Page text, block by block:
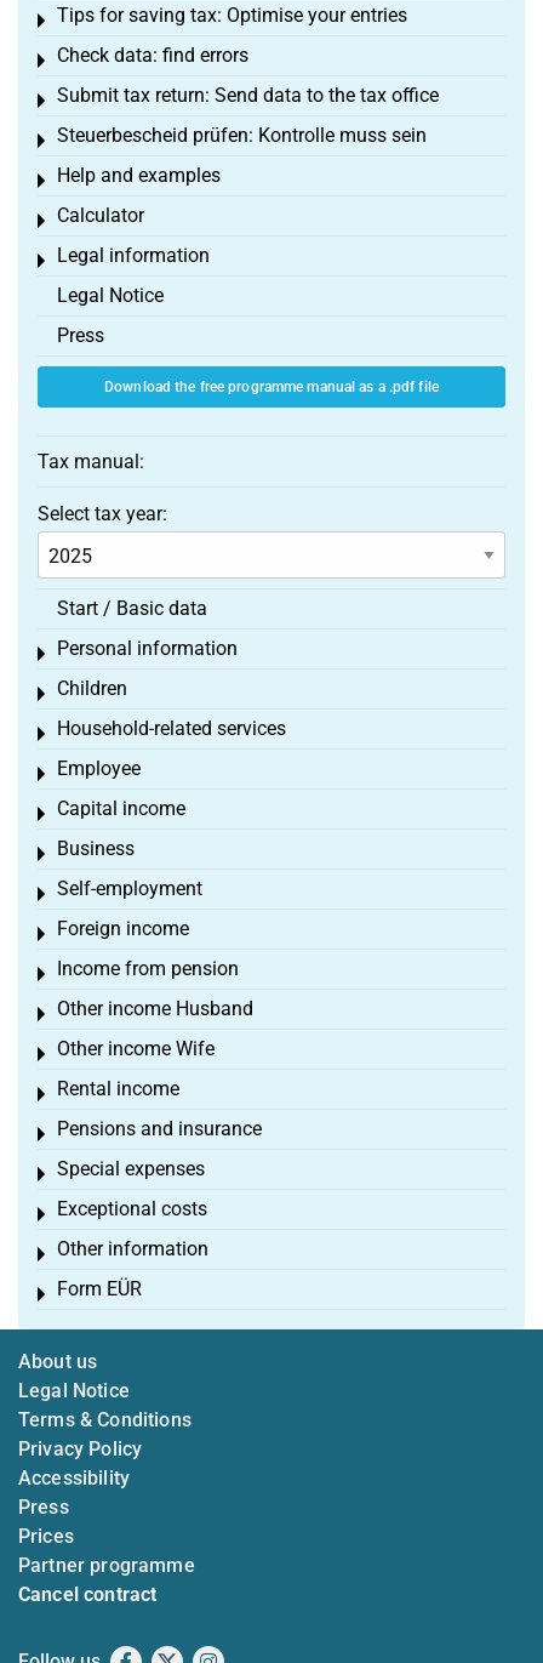
Tips for saving tax: Optimise your entries
Toggle menu
Check data: find errors
Toggle menu
Submit tax return: Send data to the tax office
Toggle menu
Steuerbescheid prüfen: Kontrolle muss sein
Toggle menu
Help and examples
Toggle menu
Calculator
Toggle menu
Legal information
Toggle menu
Legal Notice
Press
Download the free programme manual as a .pdf file
Tax manual:
Select tax year:
Start / Basic data
Personal information
Toggle menu
Children
Toggle menu
Household-related services
Toggle menu
Employee
Toggle menu
Capital income
Toggle menu
Business
Toggle menu
Self-employment
Toggle menu
Foreign income
Toggle menu
Income from pension
Toggle menu
Other income Husband
Toggle menu
Other income Wife
Toggle menu
Rental income
Toggle menu
Pensions and insurance
Toggle menu
Special expenses
Toggle menu
Exceptional costs
Toggle menu
Other information
Toggle menu
Form EÜR
Toggle menu
About us
Legal Notice
Terms & Conditions
Privacy Policy
Accessibility
Press
Prices
Partner programme
Cancel contract